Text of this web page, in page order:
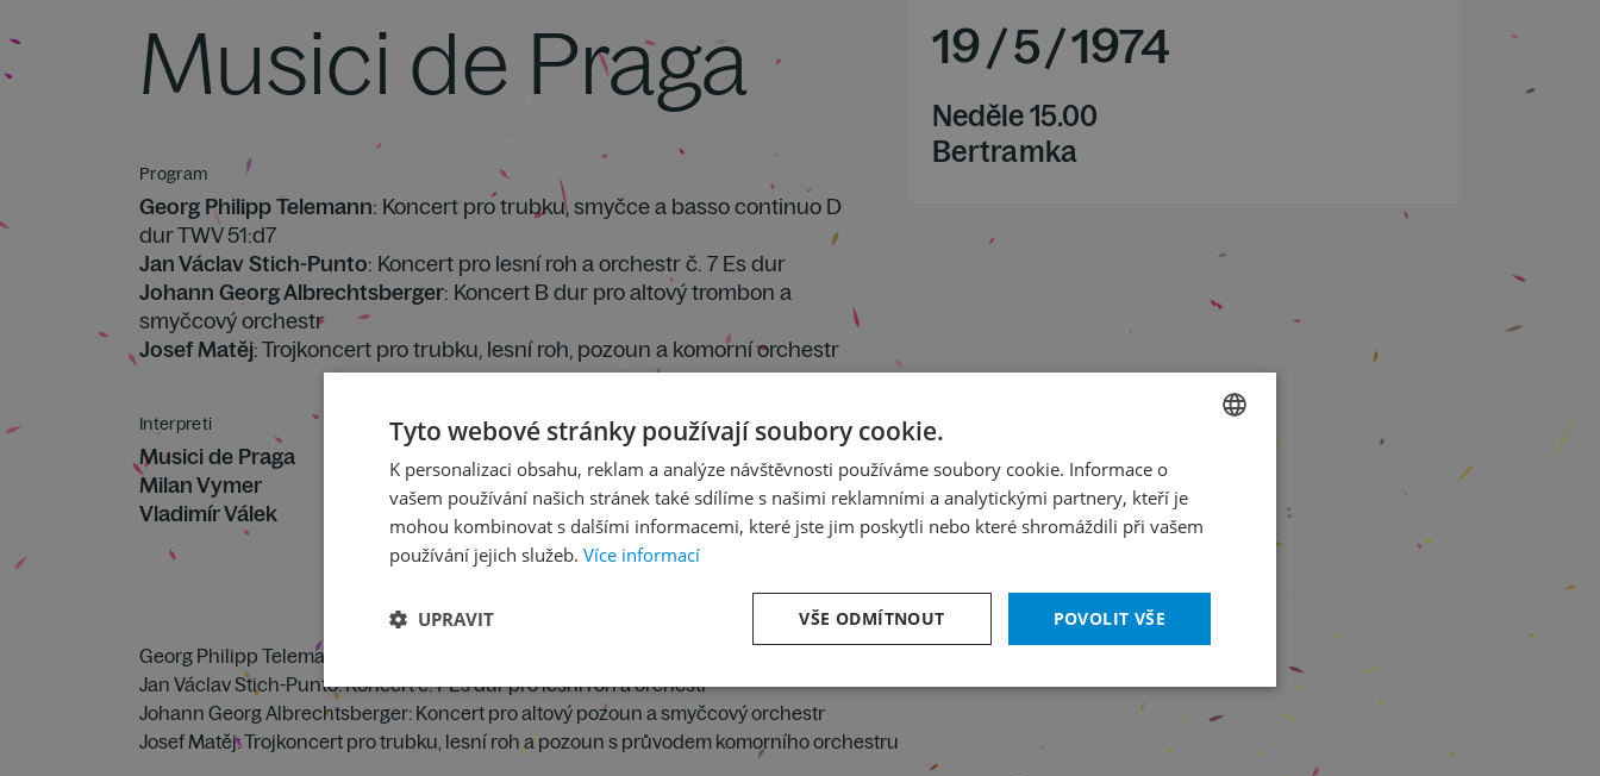
Musici de Praga
Program
Georg Philipp Telemann: Koncert pro trubku, smyčce a basso continuo D
dur TWV 51:d7
Jan Václav Stich-Punto: Koncert pro lesní roh a orchestr č. 7 Es dur
Johann Georg Albrechtsberger: Koncert B dur pro altový trombon a
smyčcový orchestr
Josef Matěj: Trojkoncert pro trubku, lesní roh, pozoun a komorní orchestr
Interpreti
Musici de Praga
Milan Vymer
Vladimír Válek
19/5/1974
Neděle 15.00
Bertramka
Georg Philipp Telemann: Koncert D dur pro trubku, smyčce a cembalo
Jan Václav Stich-Punto: Koncert č. 7 Es dur pro lesní roh a orchestr
Johann Georg Albrechtsberger: Koncert pro altový pozoun a smyčcový orchestr
Josef Matěj: Trojkoncert pro trubku, lesní roh a pozoun s průvodem komorního orchestru
ENGLISH
Tyto webové stránky používají soubory cookie.
K personalizaci obsahu, reklam a analýze návštěvnosti používáme soubory cookie. Informace o
vašem používání našich stránek také sdílíme s našimi reklamními a analytickými partnery, kteří je
mohou kombinovat s dalšími informacemi, které jste jim poskytli nebo které shromáždili při vašem
používání jejich služeb. Více informací
POVOLIT VŠE
VŠE ODMÍTNOUT
UPRAVIT